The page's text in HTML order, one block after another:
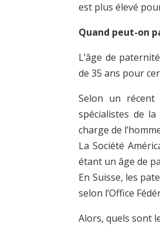
est plus élevé
Quand peut-on
L’âge de
de 35 ans pour
Selon un récent
spécialistes de
charge de
La Société
étant un âge de
En Suisse, les
selon l’Office
Alors, quels sont